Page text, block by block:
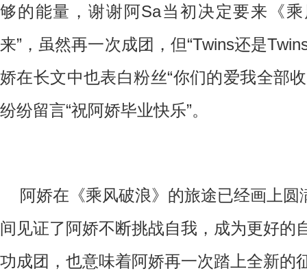
够的能量，谢谢阿Sa当初决定要来《
来”，虽然再一次成团，但“Twins还是
娇在长文中也表白粉丝“你们的爱我全部
纷纷留言“祝阿娇毕业快乐”。
阿娇在《乘风破浪》的旅途已经画上
间见证了阿娇不断挑战自我，成为更好的
功成团，也意味着阿娇再一次踏上全新的